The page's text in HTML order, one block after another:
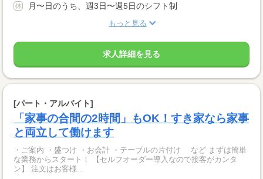
月〜日のうち、週3日〜週5日のシフト制
もっと見る
求人詳細を見る
[パート・アルバイト]
「家事の合間の2時間」もOK！すき家なら家事
と両立して働けます
・ご案内 ・盛つけ ・お会計 ・テーブルの片付け など まずは簡単
な業務からスタート！ 【セルフオーダー導入なので接客がカンタ
ン】 注文はお客様...